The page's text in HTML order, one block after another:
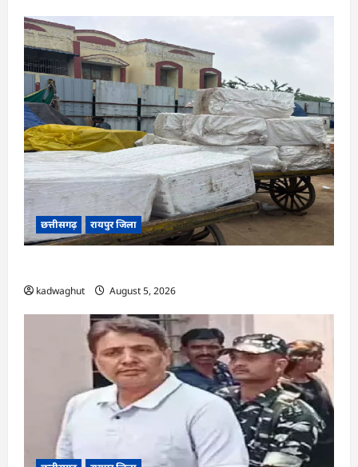
छत्तीसगढ़ रायपुर जिला
kadwaghut August 5, 2026